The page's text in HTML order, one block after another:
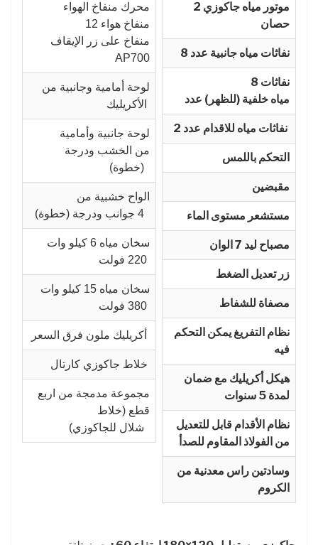
محرك منفاخ الهواء
12 منفاخ هواء
منفاخ على زر الإيقاف
AP700
لوحة أمامية وجانبية من
لوحة جانبية وأمامية
من الخشب ودرجة
الواح خشبية من
سخان مياه 6 كيلو وات
سخان مياه 15 كيلو وات
خلاط جاكوزي كارتال
مجموعة مدمجة من اربع
قطع (خلاط
موتور مياه جاكوزي 2
حصان
نفاثات مياه جانبية عدد 8
8 نفاثات
مياه خلفية (للظهر) عدد
التحكم باللمس
مقبضين
مستشعر مستوى الماء
مصباح ليد 7 الوان
زر تعديل الضغط
مصفاة للشفاط
نظام التفريغ يمكن التحكم
فيه
هيكل أكريليك مع ضمان
لمدة 5 سنوات
نظام الأقدام قابل للتعديل
من الفولاذ المقاوم للصدأ
وسادتين راس معدنية من
الكروم